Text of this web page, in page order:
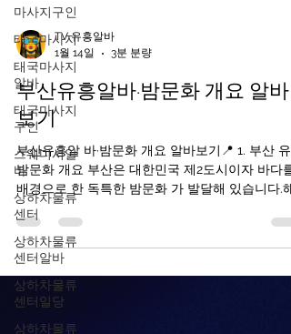
마사지구인
태국마사지
태국마사지
알바
태국마사지
구인
스웨디시알
바
상하차물류
센터
상하차물류
센터알바
상하차물류
센터일당
상하차물류
TV 유흥알바
1월 14일
부산유흥알바·밤문화 개요 알바
보기
부산유흥알 바·밤문화 개요 알바보기📍 1. 부산 유
밤문화 개요 부산은 대한민국 제2도시이자 바다를
배경으로 한 독특한 밤문화 가 발달해 있습니다.해
운대, 서면, 광안리 등 여러 지역이 밤에도 활기차
부산 유흥알바 클럽·바·라운지·포차·라이브바 등이
서로 다른 분위기를 제공합니다. 부산유흥알바 구
구직사이트 부산의 밤문화는 크게 세 가지 축으로